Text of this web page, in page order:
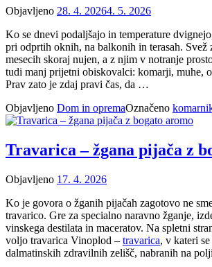
Objavljeno 28. 4. 20264. 5. 2026
Ko se dnevi podaljšajo in temperature
pri odprtih oknih, na balkonih in terasah. Svež
mesecih skoraj nujen, a z njim v notranje
tudi manj prijetni obiskovalci: komarji, muhe,
Prav zato je zdaj pravi čas, da …
Objavljeno Dom in opremaOznačeno
Travarica – žgana pijača z
Objavljeno 17. 4. 2026
Ko je govora o žganih pijačah zagotovo ne
travarico. Gre za specialno naravno žganje,
vinskega destilata in maceratov. Na spletni
voljo travarica Vinoplod – travarica, v kateri
dalmatinskih zdravilnih zelišč, nabranih na